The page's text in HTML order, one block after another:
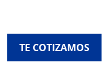
TE COTIZAMOS